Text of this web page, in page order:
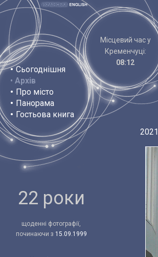
• Сьогоднішня
• Архів
• Про місто
• Панорама
• Гостьова книга
Місцевий час у
Кременчуці:
08:12
22 роки
щоденні фотографії,
починаючи з 15.09.1999
2021